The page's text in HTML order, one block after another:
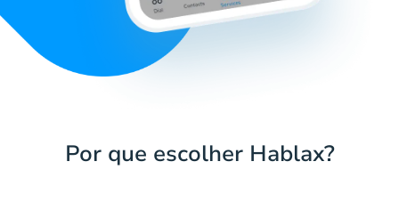
Por que escolher Hablax?